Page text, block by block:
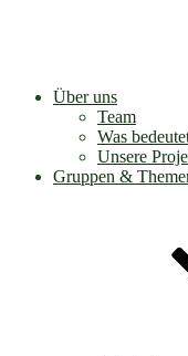
Über uns
Team
Was
Unsere
Gruppen &